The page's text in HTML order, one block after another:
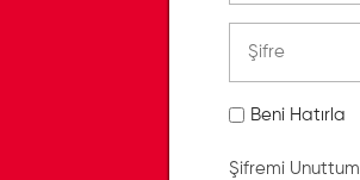
Beni Hatırla
Şifremi Unuttum